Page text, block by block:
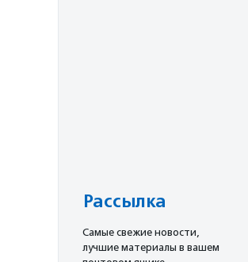
Рассылка
Cамые свежие новости,
лучшие материалы в вашем